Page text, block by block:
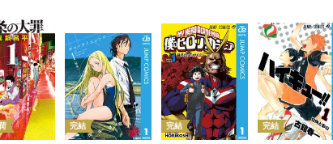
完結 完結 完結